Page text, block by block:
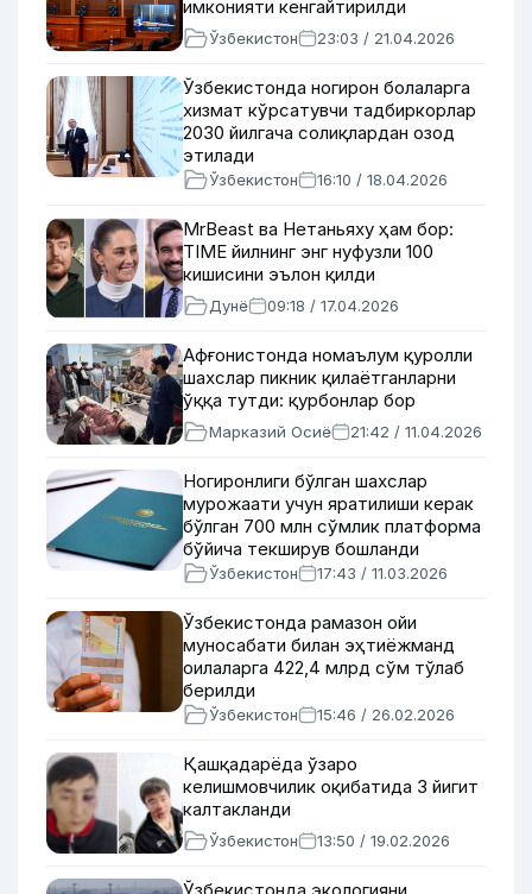
имконияти кенгайтирилди
Ўзбекистон 23:03 / 21.04.2026
Ўзбекистонда ногирон болаларга
хизмат кўрсатувчи тадбиркорлар
2030 йилгача солиқлардан озод
этилади
Ўзбекистон 16:10 / 18.04.2026
MrBeast ва Нетаньяху ҳам бор:
TIME йилнинг энг нуфузли 100
кишисини эълон қилди
Дунё 09:18 / 17.04.2026
Афғонистонда номаълум қуролли
шахслар пикник қилаётганларни
ўққа тутди: қурбонлар бор
Марказий Осиё 21:42 / 11.04.2026
Ногиронлиги бўлган шахслар
мурожаати учун яратилиши керак
бўлган 700 млн сўмлик платформа
бўйича текширув бошланди
Ўзбекистон 17:43 / 11.03.2026
Ўзбекистонда рамазон ойи
муносабати билан эҳтиёжманд
оилаларга 422,4 млрд сўм тўлаб
берилди
Ўзбекистон 15:46 / 26.02.2026
Қашқадарёда ўзаро
келишмовчилик оқибатида 3 йигит
калтакланди
Ўзбекистон 13:50 / 19.02.2026